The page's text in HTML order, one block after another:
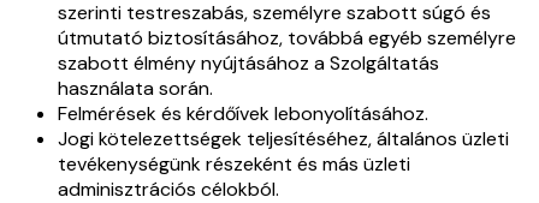
szerinti testreszabás, személyre szabott súgó és
útmutató biztosításához, továbbá egyéb személyre
szabott élmény nyújtásához a Szolgáltatás
használata során.
Felmérések és kérdőívek lebonyolításához.
Jogi kötelezettségek teljesítéséhez, általános üzleti
tevékenységünk részeként és más üzleti
adminisztrációs célokból.